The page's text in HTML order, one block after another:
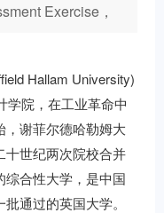
Exercise，
Hallam University)
学院，在工业革命中
谢菲尔德哈勒姆大
十世纪两次院校合并
合性大学，是中国
通过的英国大学。